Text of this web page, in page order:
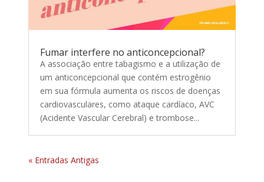
Fumar interfere no anticoncepcional?
A associação entre tabagismo e a utilização de
um anticoncepcional que contém estrogênio
em sua fórmula aumenta os riscos de doenças
cardiovasculares, como ataque cardíaco, AVC
(Acidente Vascular Cerebral) e trombose...
« Entradas Antigas